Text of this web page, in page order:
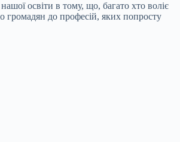
освіти в тому, що, багато хто воліє
громадян до професій, яких попросту